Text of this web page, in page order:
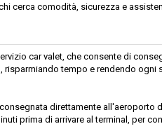
cerca comodità, sicurezza e
car valet, che consente di
risparmiando tempo e rendendo ogni
direttamente all'aeroporto
prima di arrivare al terminal, per